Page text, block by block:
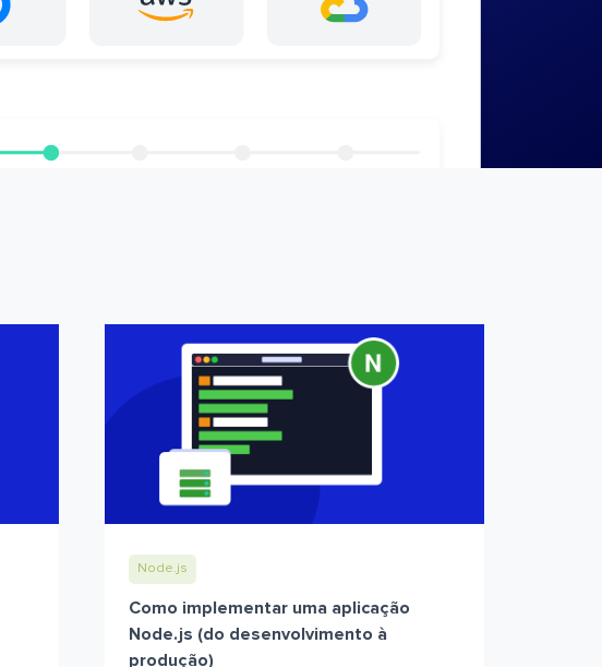
Node.js
Como implementar uma aplicação
Node.js (do desenvolvimento à
produção)